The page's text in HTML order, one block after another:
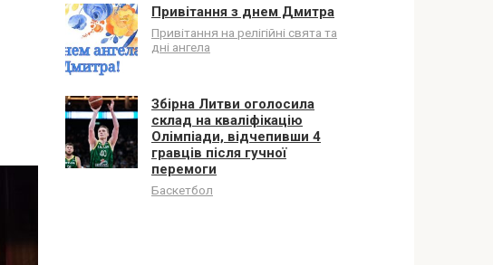
Привітання з днем Дмитра
Привітання на релігійні свята та
дні ангела
Збірна Литви оголосила
склад на кваліфікацію
Олімпіади, відчепивши 4
гравців після гучної
перемоги
Баскетбол